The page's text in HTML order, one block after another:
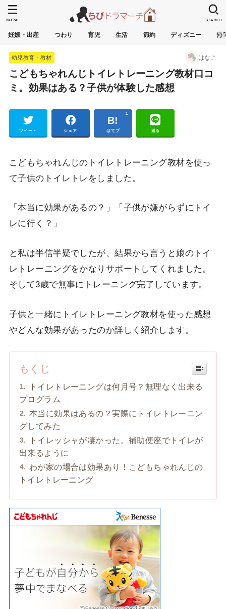
妊娠・出産 つわり 育児 生活 節約 ディズニー 無
SEARCH
MENU
幼児教育・教材 はなこ
こどもちゃれんじトイレトレーニング教材口コ
ミ。効果はある？子供が体験した感想
ツイート シェア はてブ
1
送る
こどもちゃれんじのトイレトレーニング教材を使っ
て子供のトイレトレをしました。
「本当に効果があるの？」「子供が嫌がらずにトイ
レに行く？」
と私は半信半疑でしたが、結果から言うと娘のトイ
レトレーニングをかなりサポートしてくれました。
そして3歳で無事にトレーニング完了しています。
子供と一緒にトイレトレーニング教材を使った感想
やどんな効果があったのか詳しく紹介します。
もくじ
トイレトレーニングは何月号？無理なく出来る
プログラム
本当に効果はあるの？実際にトイレトレーニン
グしてみた
トイレッシャが凄かった。補助便座でトイレが
出来るように
わが家の場合は効果あり！こどもちゃれんじの
トイレトレーニング